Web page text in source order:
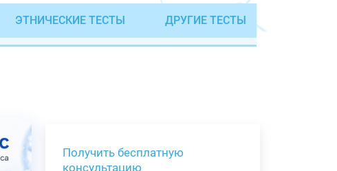
ЭТНИЧЕСКИЕ ТЕСТЫ ДРУГИЕ ТЕСТЫ
Получить бесплатную
консультацию